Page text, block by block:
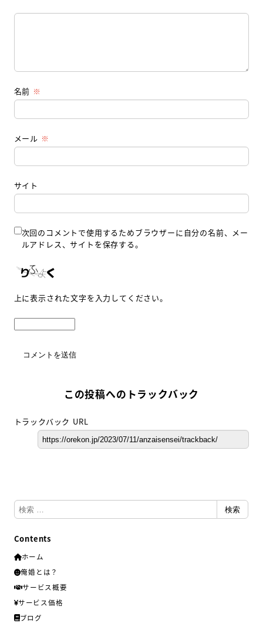
名前 ※
メール ※
サイト
次回のコメントで使用するためブラウザーに自分の名前、メー
ルアドレス、サイトを保存する。
上に表示された文字を入力してください。
この投稿へのトラックバック
トラックバック URL
検
索
検索
Contents
ホーム
俺婚とは？
サービス概要
サービス価格
ブログ